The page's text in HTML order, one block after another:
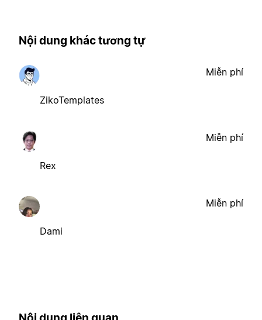
Nội dung khác tương tự
ZikoTemplates
Miễn phí
Rex
Miễn phí
Dami
Miễn phí